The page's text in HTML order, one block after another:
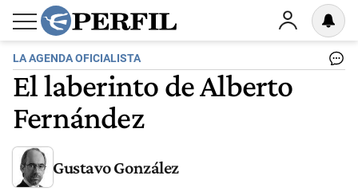
LA AGENDA OFICIALISTA
El laberinto de Alberto
Fernández
Gustavo González